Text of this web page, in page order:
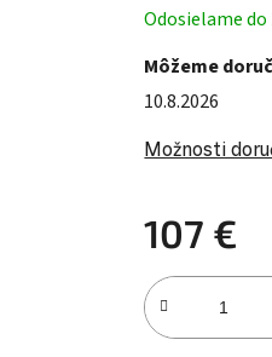
Odosielame do
Môžeme
10.8.2026
Možnosti
107 €
Jednotková cena: